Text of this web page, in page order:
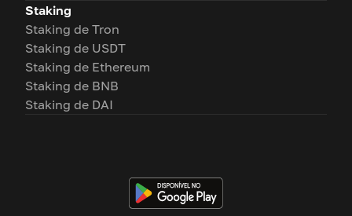
Staking
Staking de Tron
Staking de USDT
Staking de Ethereum
Staking de BNB
Staking de DAI